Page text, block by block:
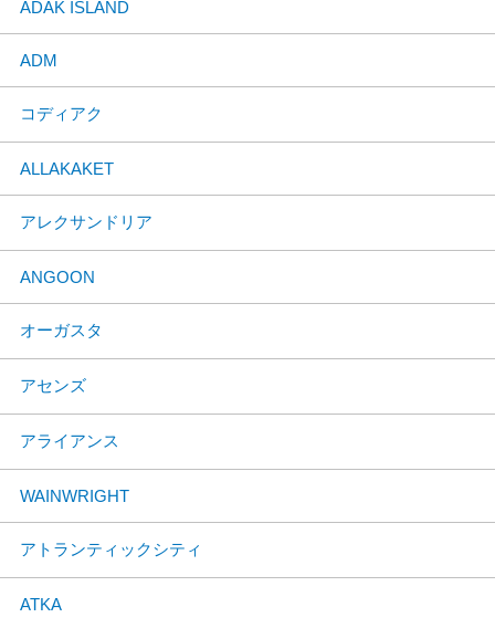
ADAK ISLAND
ADM
コディアク
ALLAKAKET
アレクサンドリア
ANGOON
オーガスタ
アセンズ
アライアンス
WAINWRIGHT
アトランティックシティ
ATKA